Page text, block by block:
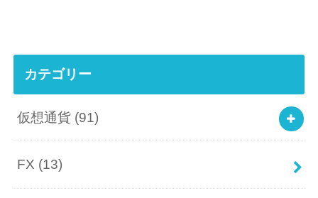
カテゴリー
仮想通貨 (91)
FX (13)